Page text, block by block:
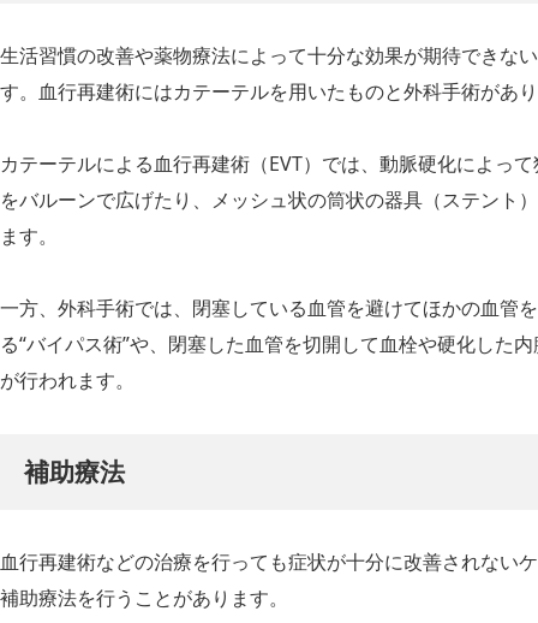
生活習慣の改善や薬物療法によって十分な効果が期待できな
す。血行再建術にはカテーテルを用いたものと外科手術があ
カテーテルによる血行再建術（EVT）では、動脈硬化によっ
をバルーンで広げたり、メッシュ状の筒状の器具（ステント
ます。
一方、外科手術では、閉塞している血管を避けてほかの血管
る“バイパス術”や、閉塞した血管を切開して血栓や硬化した
が行われます。
補助療法
血行再建術などの治療を行っても症状が十分に改善されない
補助療法を行うことがあります。